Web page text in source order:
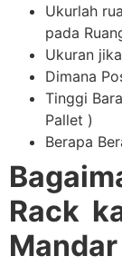
Ukurlah
pada
Ukuran
Dimana
Tinggi
Pallet )
Berapa
Rack
Mandar